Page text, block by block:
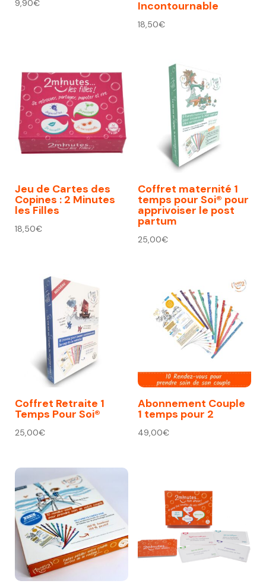
9,90€ Incontournable
18,50€
Jeu de Cartes des
Copines : 2 Minutes
les Filles
18,50€
Coffret maternité 1
temps pour Soi® pour
apprivoiser le post
partum
25,00€
Coffret Retraite 1
Temps Pour Soi®
25,00€
Abonnement Couple
1 temps pour 2
49,00€